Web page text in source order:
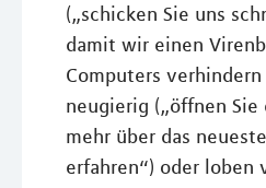
(„schicken Sie uns
damit wir einen
Computers
neugierig („öffnen Sie
mehr über das
erfahren“) oder loben